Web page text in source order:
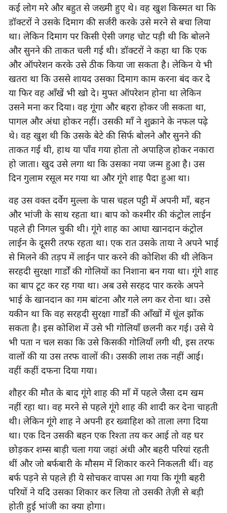
कई लोग मरे और बहुत से जख्मी हुए थे। वह खुश किस्मत था कि
डॉक्टरों ने उसके दिमाग की सर्जरी करके उसे मरने से बचा लिया
था। लेकिन दिमाग पर किसी ऐसी जगह चोट पड़ी थी कि बोलने
और सुनने की ताकत चली गई थी। डॉक्टरों ने कहा था कि एक
और ऑपरेशन करके उसे ठीक किया जा सकता है। लेकिन ये भी
खतरा था कि उससे शायद उसका दिमाग काम करना बंद कर दे
या फिर वह आँखें भी खो दे। मुफ्त ऑपरेशन होना था लेकिन
उसने मना कर दिया। वह गूंगा और बहरा होकर जी सकता था,
पागल और अंधा होकर नहीं। उसकी माँ ने शुक्राने के नफल पढ़े
थे। वह खुश थी कि उसके बेटे की सिर्फ बोलने और सुनने की
ताकत गई थी, हाथ या पाँव गया होता तो अपाहिज होकर नकारा
हो जाता। खुद उसे लगा था कि उसका नया जन्म हुआ है। उस
दिन गुलाम रसूल मर गया था और गूंगे शाह पैदा हुआ था।
वह उस वक्त दर्वेग मुल्ला के पास चहल पट्टी में अपनी माँ, बहन
और भांजी के साथ रहता था। बाप को कश्मीर की कंट्रोल लाईन
पहले ही निगल चुकी थी। गूंगे शाह का आधा खानदान कंट्रोल
लाईन के दूसरी तरफ रहता था। एक रात उसके ताया ने अपने भाई
से मिलने की तड़प में लाईन पार करने की कोशिश की थी लेकिन
सरहदी सुरक्षा गार्डों की गोलियों का निशाना बन गया था। गूंगे शाह
का बाप टूट कर रह गया था। अब उसे सरहद पार करके अपने
भाई के खानदान का गम बांटना और गले लग कर रोना था। उसे
यकीन था कि वह सरहदी सुरक्षा गार्डों की आँखों में धूंल झोंक
सकता है। इस कोशिश में उसे भी गोलियाँ छलनी कर गई। उसे ये
भी पता न चल सका कि उसे किसकी गोलियाँ लगी थी, इस तरफ
वालों की या उस तरफ वालों की। उसकी लाश तक नहीं आई।
वहीं कहीं दफना दिया गया।
शौहर की मौत के बाद गूंगे शाह की माँ में पहले जैसा दम खम
नहीं रहा था। वह मरने से पहले गूंगे शाह की शादी कर देना चाहती
थी। लेकिन गूंगे शाह ने अपनी हर ख्वाहिश को ताला लगा दिया
था। एक दिन उसकी बहन एक रिश्ता तय कर आई तो वह घर
छोड़कर शम्स बाड़ी चला गया जहां अंधी और बहरी परियां रहती
थीं और जो बर्फबारी के मौसम में शिकार करने निकलती थीं। वह
बर्फ पड़ने से पहले ही ये सोचकर वापस आ गया कि गूंगी बहरी
परियों ने यदि उसका शिकार कर लिया तो उसकी तेज़ी से बड़ी
होती हुई भांजी का क्या होगा।